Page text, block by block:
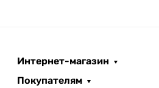
Интернет-магазин
Покупателям